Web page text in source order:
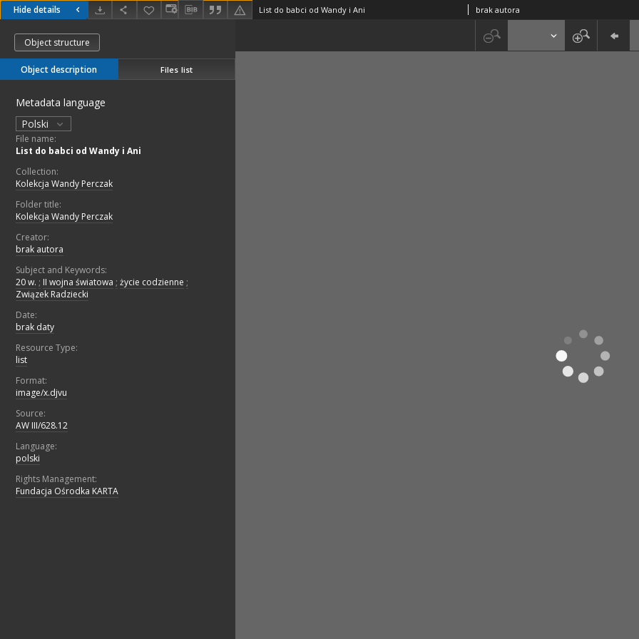
Hide details List do babci od Wandy i Ani brak autora
Object structure
Object description Files list
Metadata language
Polski
File name:
List do babci od Wandy i Ani
Collection:
Kolekcja Wandy Perczak
Folder title:
Kolekcja Wandy Perczak
Creator:
brak autora
Subject and Keywords:
20 w. ; II wojna światowa ; życie codzienne ;
Związek Radziecki
Date:
brak daty
Resource Type:
list
Format:
image/x.djvu
Source:
AW III/628.12
Language:
polski
Rights Management:
Fundacja Ośrodka KARTA